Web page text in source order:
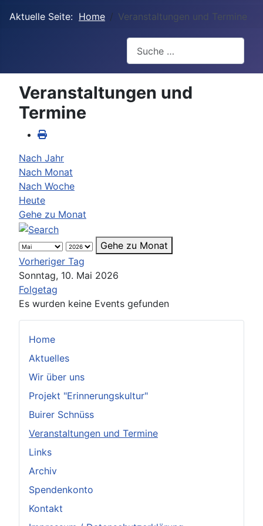
Aktuelle Seite: Home Veranstaltungen und Termine
Home
Aktuelles
Wir über uns
Projekt "Erinnerungskultur"
Buirer Schnüss
Veranstaltungen und Termine
Links
Archiv
Spendenkonto
Kontakt
Veranstaltungen und
Termine
Nach Jahr
Nach Monat
Nach Woche
Heute
Gehe zu Monat
Gehe zu Monat
Vorheriger Tag
Sonntag, 10. Mai 2026
Folgetag
Es wurden keine Events gefunden